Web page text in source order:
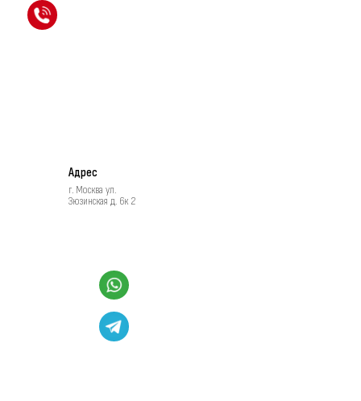
Адрес
г. Москва ул.
Зюзинская д. 6к 2